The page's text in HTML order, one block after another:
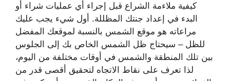
كيفية ملاءمة الشراع قبل إجراء أي عمليات شراء أو
البدء في إعداد جنتك المظللة. أول شيء يجب عليك
مراعاته هو موقع الشمس بالنسبة لموقعك المفضل
للظل – سيحتاج ظل الشمس الخاص بك إلى الجلوس
بين تلك المنطقة والشمس في أوقات مختلفة من اليوم،
لذا تعرف على نقاط الاتجاه لتحقيق أقصى قدر من